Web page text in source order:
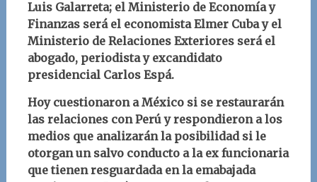
Luis Galarreta; el Ministerio de Economía y
Finanzas será el economista Elmer Cuba y el
Ministerio de Relaciones Exteriores será el
abogado, periodista y excandidato
presidencial Carlos Espá.
Hoy cuestionaron a México si se restaurarán
las relaciones con Perú y respondieron a los
medios que analizarán la posibilidad si le
otorgan un salvo conducto a la ex funcionaria
que tienen resguardada en la emabajada